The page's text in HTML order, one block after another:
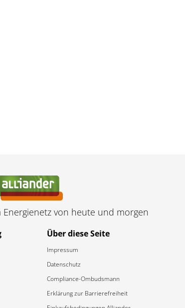
von heute und morgen
Über diese Seite
Impressum
Datenschutz
Compliance-Ombudsmann
Erklärung zur Barrierefreiheit​